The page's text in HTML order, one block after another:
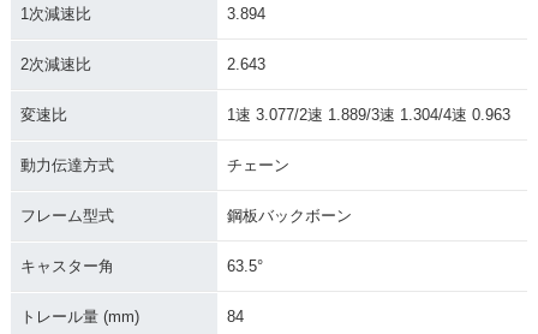
1次減速比 3.894
2次減速比 2.643
変速比 1速 3.077/2速 1.889/3速 1.304/4速 0.963
動力伝達方式 チェーン
フレーム型式 鋼板バックボーン
キャスター角 63.5°
トレール量 (mm) 84